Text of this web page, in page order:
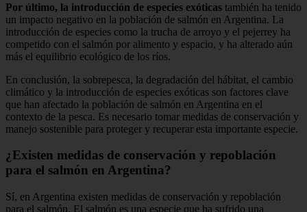
Por último, la introducción de especies exóticas también ha tenido
un impacto negativo en la población de salmón en Argentina. La
introducción de especies como la trucha de arroyo y el pejerrey ha
competido con el salmón por alimento y espacio, y ha alterado aún
más el equilibrio ecológico de los ríos.
En conclusión, la sobrepesca, la degradación del hábitat, el cambio
climático y la introducción de especies exóticas son factores clave
que han afectado la población de salmón en Argentina en el
contexto de la pesca. Es necesario tomar medidas de conservación y
manejo sostenible para proteger y recuperar esta importante especie.
¿Existen medidas de conservación y repoblación
para el salmón en Argentina?
Sí, en Argentina existen medidas de conservación y repoblación
para el salmón. El salmón es una especie que ha sufrido una